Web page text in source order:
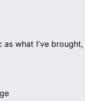
as what I've brought,